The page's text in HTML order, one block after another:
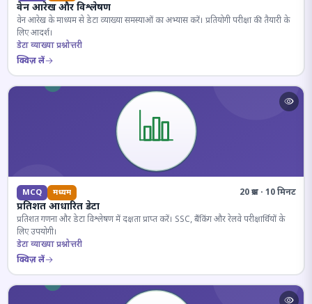
वेन आरेख और विश्लेषण
वेन आरेख के माध्यम से डेटा व्याख्या समस्याओं का अभ्यास करें। प्रतियोगी परीक्षा की तैयारी के
लिए आदर्श।
डेटा व्याख्या प्रश्नोत्तरी
क्विज़ लें
MCQ मध्यम 20 प्रश्न · 10 मिनट
प्रतिशत आधारित डेटा
प्रतिशत गणना और डेटा विश्लेषण में दक्षता प्राप्त करें। SSC, बैंकिंग और रेलवे परीक्षार्थियों के
लिए उपयोगी।
डेटा व्याख्या प्रश्नोत्तरी
क्विज़ लें